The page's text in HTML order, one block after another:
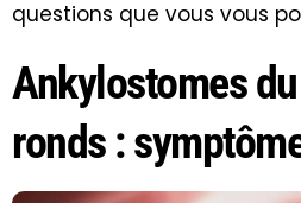
questions que vous vous
Ankylostomes
ronds :